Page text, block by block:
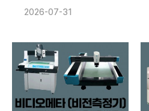
2026-07-31